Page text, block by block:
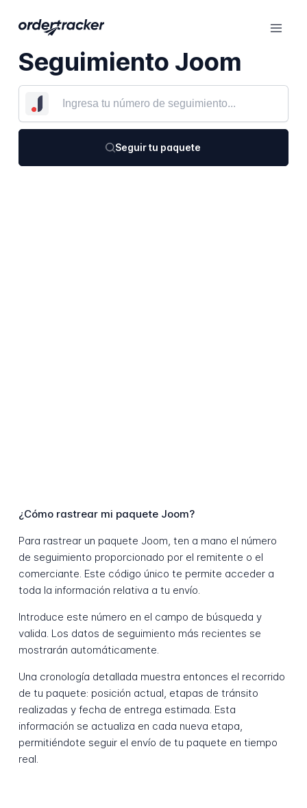
Seguimiento Joom
Seguir tu paquete
¿Cómo rastrear mi paquete Joom?
Para rastrear un paquete Joom, ten a mano el número
de seguimiento proporcionado por el remitente o el
comerciante. Este código único te permite acceder a
toda la información relativa a tu envío.
Introduce este número en el campo de búsqueda y
valida. Los datos de seguimiento más recientes se
mostrarán automáticamente.
Una cronología detallada muestra entonces el recorrido
de tu paquete: posición actual, etapas de tránsito
realizadas y fecha de entrega estimada. Esta
información se actualiza en cada nueva etapa,
permitiéndote seguir el envío de tu paquete en tiempo
real.